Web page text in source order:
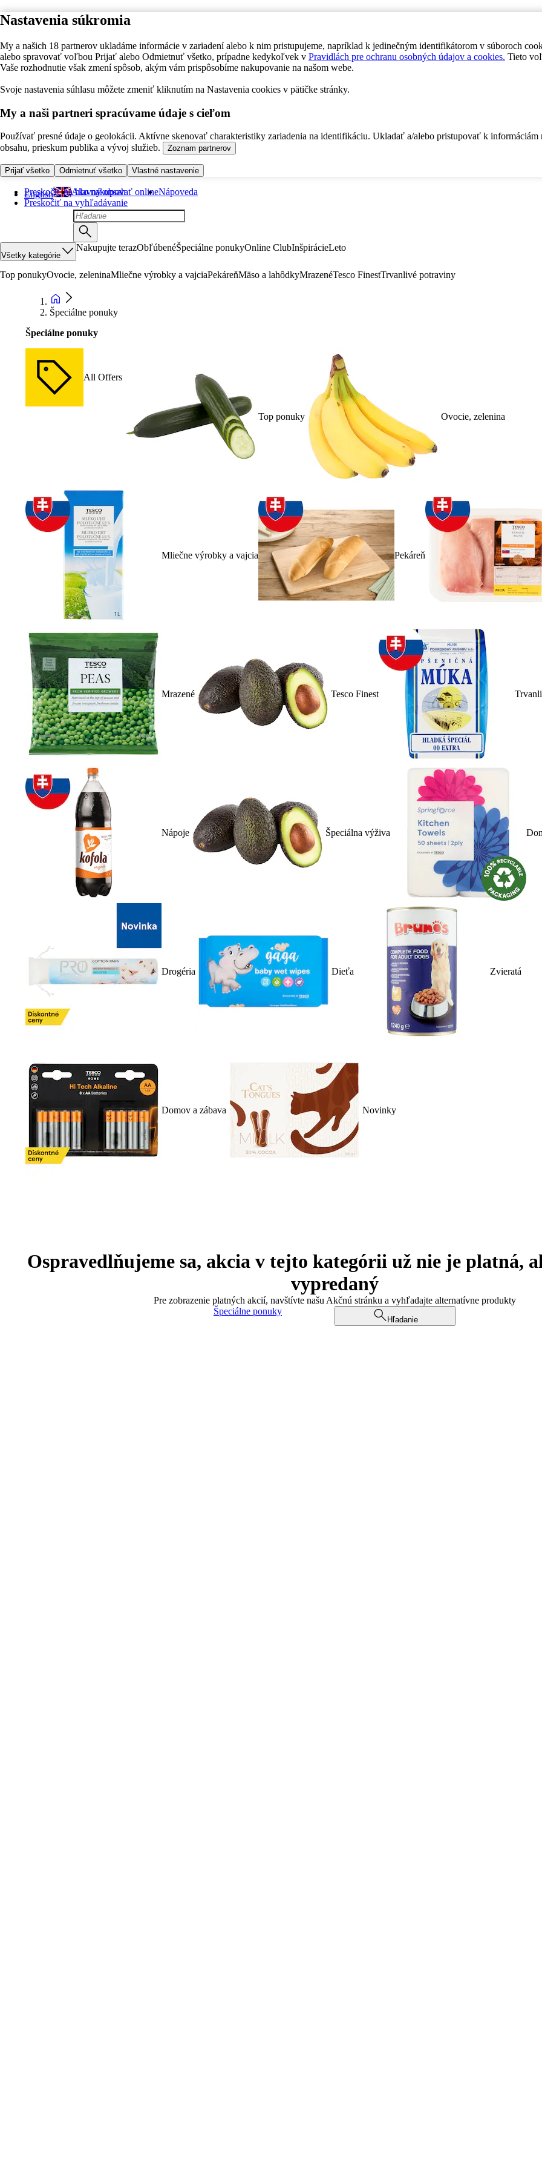
Nastavenia súkromia
My a našich 18 partnerov ukladáme informácie v zariadení alebo k nim pristupujeme, napríklad k jedinečným identifikátorom v súboroch
alebo spravovať voľbou Prijať alebo Odmietnuť všetko, prípadne kedykoľvek v Pravidlách pre ochranu osobných údajov a cookies. Tieto
Vaše rozhodnutie však zmení spôsob, akým vám prispôsobíme nakupovanie na našom webe.
Svoje nastavenia súhlasu môžete zmeniť kliknutím na Nastavenia cookies v pätičke stránky.
My a naši partneri spracúvame údaje s cieľom
Používať presné údaje o geolokácii. Aktívne skenovať charakteristiky zariadenia na identifikáciu. Ukladať a/alebo pristupovať k informáciám
obsahu, prieskum publika a vývoj služieb.
Zoznam partnerov
Prijať všetko Odmietnuť všetko Vlastné nastavenie
Preskočiť na hlavný obsah
Preskočiť na vyhľadávanie
English Ako nakupovať onlineNápoveda
Všetky kategórie
Nakupujte terazObľúbenéŠpeciálne ponukyOnline ClubInšpirácieLeto
Top ponukyOvocie, zeleninaMliečne výrobky a vajciaPekáreňMäso a lahôdkyMrazenéTesco FinestTrvanlivé potraviny
Špeciálne ponuky
Špeciálne ponuky
All Offers
Top ponuky Ovocie, zelenina
Mliečne výrobky a vajcia Pekáreň
Mrazené Tesco Finest
Nápoje Špeciálna výživa
Drogéria Dieťa Zvieratá
Domov a zábava Novinky
Ospravedlňujeme sa, akcia v tejto kategórii už nie je platná,
vypredaný
Pre zobrazenie platných akcií, navštívte našu Akčnú stránku a vyhľadajte alternatívne produkty
Špeciálne ponuky
Hľadanie